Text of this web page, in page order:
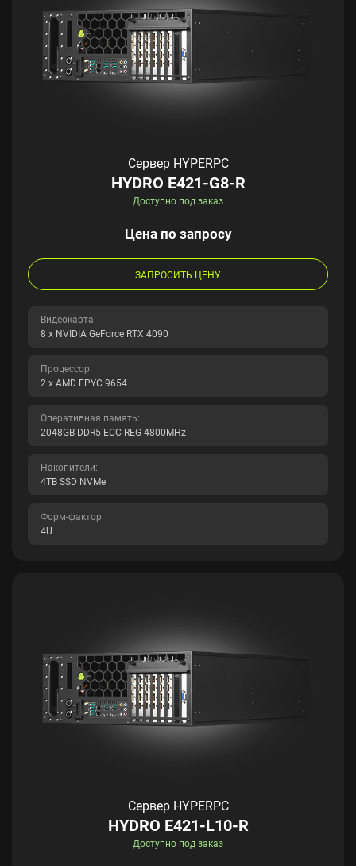
Сервер HYPERPC
HYDRO E421-G8-R
Доступно под заказ
Цена по запросу
ЗАПРОСИТЬ ЦЕНУ
Видеокарта:
8 x NVIDIA GeForce RTX 4090
Процессор:
2 x AMD EPYC 9654
Оперативная память:
2048GB DDR5 ECC REG 4800MHz
Накопители:
4TB SSD NVMe
Форм-фактор:
4U
Сервер HYPERPC
HYDRO E421-L10-R
Доступно под заказ